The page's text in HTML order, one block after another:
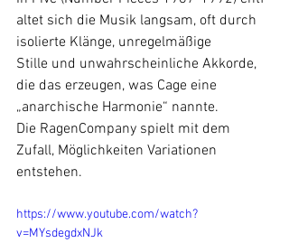
altet sich die Musik langsam, oft durch
isolierte Klänge, unregelmäßige
Stille und unwahrscheinliche Akkorde,
die das erzeugen, was Cage eine
„anarchische Harmonie“ nannte.
Die RagenCompany spielt mit dem
Zufall, Möglichkeiten Variationen
entstehen.
https://www.youtube.com/watch?
v=MYsdegdxNJk